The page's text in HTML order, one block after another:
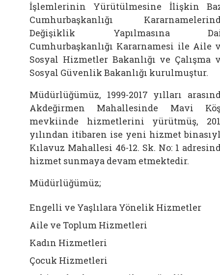
İşlemlerinin Yürütülmesine İlişkin
Cumhurbaşkanlığı
Değişiklik Yapılmasına
Cumhurbaşkanlığı Kararnamesi ile Aile
Sosyal Hizmetler Bakanlığı ve Çalışma
Sosyal Güvenlik Bakanlığı kurulmuştur.
Müdürlüğümüz, 1999-2017 yılları
Akdeğirmen Mahallesinde Mavi
mevkiinde hizmetlerini yürütmüş,
yılından itibaren ise yeni hizmet
Kılavuz Mahallesi 46-12. Sk. No: 1
hizmet sunmaya devam etmektedir.
Müdürlüğümüz;
Engelli ve Yaşlılara Yönelik Hizmetler
Aile ve Toplum Hizmetleri
Kadın Hizmetleri
Çocuk Hizmetleri